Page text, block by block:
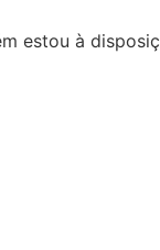
estou à